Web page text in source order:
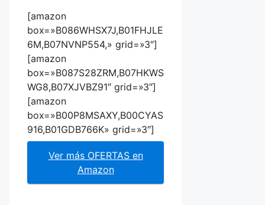
[amazon
box=»B086WHSX7J,B01FHJLE
6M,B07NVNP554,» grid=»3″]
[amazon
box=»B087S28ZRM,B07HKWS
WG8,B07XJVBZ91″ grid=»3″]
[amazon
box=»B00P8MSAXY,B00CYAS
916,B01GDB766K» grid=»3″]
Ver más OFERTAS en
Amazon